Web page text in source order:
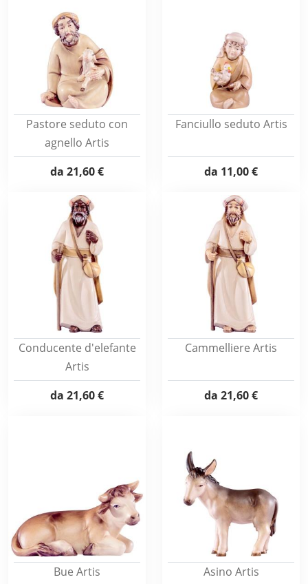
Pastore seduto con
agnello Artis
da 21,60 €
Fanciullo seduto Artis
da 11,00 €
Conducente d'elefante
Artis
da 21,60 €
Cammelliere Artis
da 21,60 €
Bue Artis Asino Artis